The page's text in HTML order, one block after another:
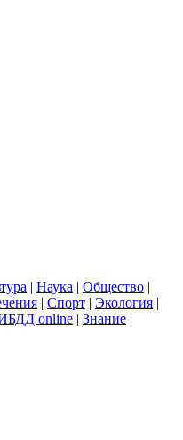
| Наука | Общество |
| Спорт | Экология |
online | Знание |